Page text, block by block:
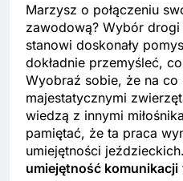
Marzysz o połączeniu
zawodową? Wybór
stanowi doskonały
dokładnie przemyśleć,
Wyobraź sobie, że na
majestatycznymi
wiedzą z innymi
pamiętać, że ta praca
umiejętności jeździeckich.
umiejętność komunikacji